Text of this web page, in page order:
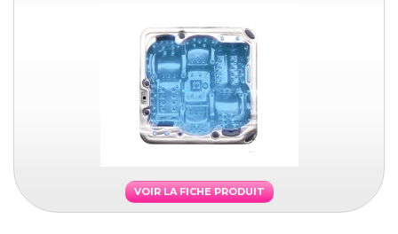
VOIR LA FICHE PRODUIT